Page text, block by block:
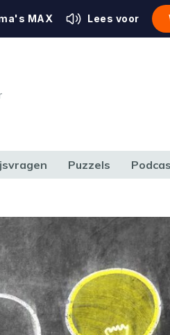
MAX Lees voor
Puzzels